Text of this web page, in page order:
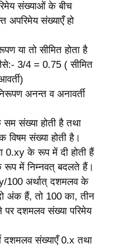
संख्याओं के बीच
अपरिमेय संख्याएँ हो
या तो सीमित होता है
3/4 = 0.75 ( सीमित
अनन्त व अनावर्ती
संख्या होती है तथा
विषम संख्या होती है।
0.xy के रूप में दी होती हैं
रूप में निम्नवत् बदलते हैं।
100 अर्थात् दशमलव के
अंक हैं, तो 100 का, तीन
दशमलव संख्या परिमेय
दशमलव संख्याएँ 0.x तथा